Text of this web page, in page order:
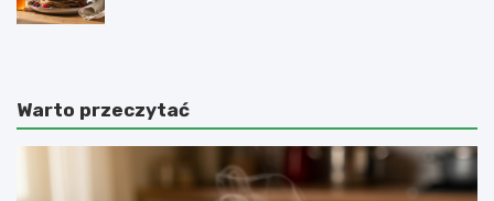
Warto przeczytać